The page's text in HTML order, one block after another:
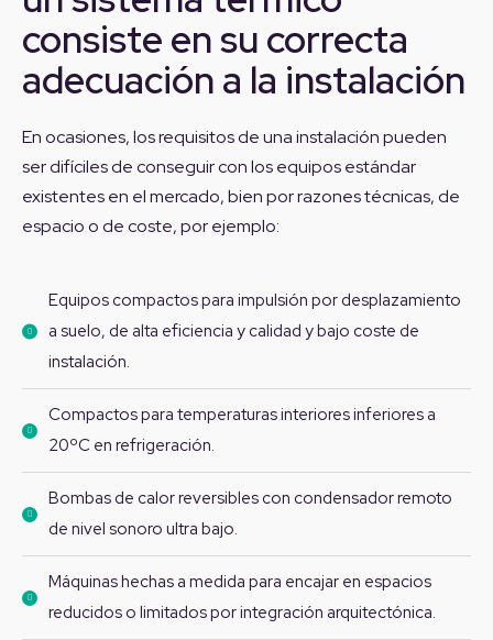
consiste en su correcta
adecuación a la instalación
En ocasiones, los requisitos de una instalación pueden
ser difíciles de conseguir con los equipos estándar
existentes en el mercado, bien por razones técnicas, de
espacio o de coste, por ejemplo:
Equipos compactos para impulsión por desplazamiento
a suelo, de alta eficiencia y calidad y bajo coste de
instalación.
Compactos para temperaturas interiores inferiores a
20ºC en refrigeración.
Bombas de calor reversibles con condensador remoto
de nivel sonoro ultra bajo.
Máquinas hechas a medida para encajar en espacios
reducidos o limitados por integración arquitectónica.